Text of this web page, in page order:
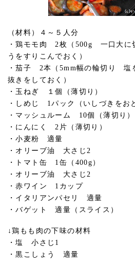
（材料）４～５人分
・鶏モモ肉 2枚（500g 一口大に
うをすりこんでおく）
・茄子 2本（5mm幅の輪切り 塩
抜きをしておく）
・玉ねぎ １個（薄切り）
・しめじ 1パック（いしづきをお
・マッシュルーム 10個（薄切り）
・にんにく 2片（薄切り）
・小麦粉 適量
・オリーブ油 大さじ2
・トマト缶 1缶（400g）
・オリーブ油 大さじ2
・赤ワイン 1カップ
・イタリアンパセリ 適量
・バゲット 適量（スライス）
↓鶏もも肉の下味の材料
・塩 小さじ1
・黒こしょう 適量